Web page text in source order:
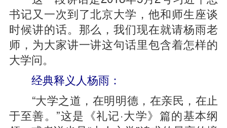
书记又一次到了北京大学，他和师生座谈
时候讲的话。那么，我们现在就请杨雨老
师，为大家讲一讲这句话里包含着怎样的
大学问。
经典释义人杨雨：
“大学之道，在明明德，在亲民，在止
于至善。”这是《礼记·大学》篇的基本纲